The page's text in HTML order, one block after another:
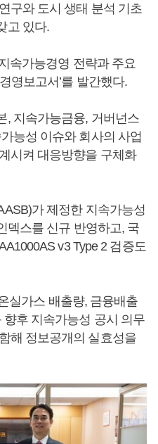
구와 도시 생태 분석 기초
고 있다.
속가능경영 전략과 주요
영보고서’를 발간했다.
, 지속가능금융, 거버넌스
능성 이슈와 회사의 사업
시켜 대응방향을 구체화
가 제정한 지속가능성
덱스를 신규 반영하고, 국
v3 Type 2 검증도
실가스 배출량, 금융배출
후 지속가능성 공시 의무
해 정보공개의 실효성을